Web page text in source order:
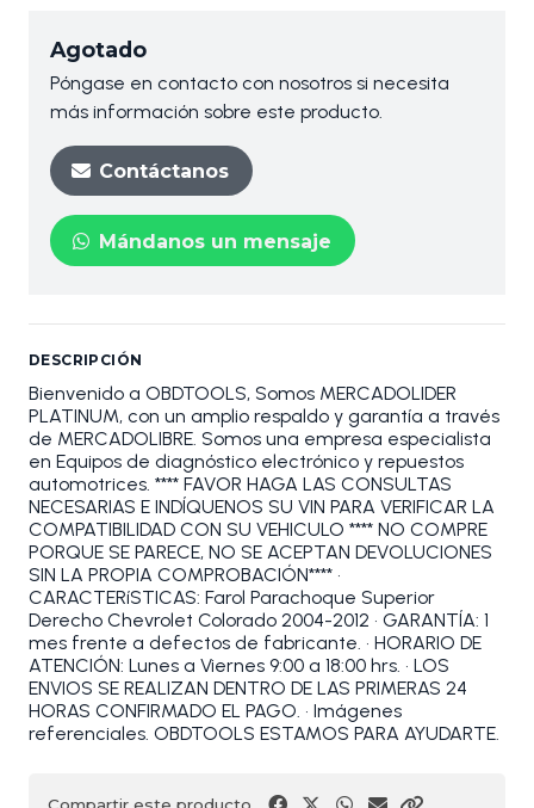
Agotado
Póngase en contacto con nosotros si necesita
más información sobre este producto.
Contáctanos
Mándanos un mensaje
DESCRIPCIÓN
Bienvenido a OBDTOOLS, Somos MERCADOLIDER
PLATINUM, con un amplio respaldo y garantía a través
de MERCADOLIBRE. Somos una empresa especialista
en Equipos de diagnóstico electrónico y repuestos
automotrices. **** FAVOR HAGA LAS CONSULTAS
NECESARIAS E INDÍQUENOS SU VIN PARA VERIFICAR LA
COMPATIBILIDAD CON SU VEHICULO **** NO COMPRE
PORQUE SE PARECE, NO SE ACEPTAN DEVOLUCIONES
SIN LA PROPIA COMPROBACIÓN**** •
CARACTERíSTICAS: Farol Parachoque Superior
Derecho Chevrolet Colorado 2004-2012 • GARANTÍA: 1
mes frente a defectos de fabricante. • HORARIO DE
ATENCIÓN: Lunes a Viernes 9:00 a 18:00 hrs. • LOS
ENVIOS SE REALIZAN DENTRO DE LAS PRIMERAS 24
HORAS CONFIRMADO EL PAGO. • Imágenes
referenciales. OBDTOOLS ESTAMOS PARA AYUDARTE.
Compartir este producto